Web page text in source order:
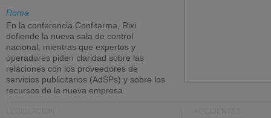
Roma
En la conferencia Confitarma, Rixi
defiende la nueva sala de control
nacional, mientras que expertos y
operadores piden claridad sobre las
relaciones con los proveedores de
servicios publicitarios (AdSPs) y sobre los
recursos de la nueva empresa.